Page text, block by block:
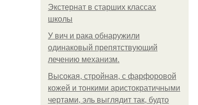
Экстернат в старших классах
школы
У вич и рака обнаружили
одинаковый препятствующий
лечению механизм.
Высокая, стройная, с фарфоровой
кожей и тонкими аристократичными
чертами, эль выглядит так, будто